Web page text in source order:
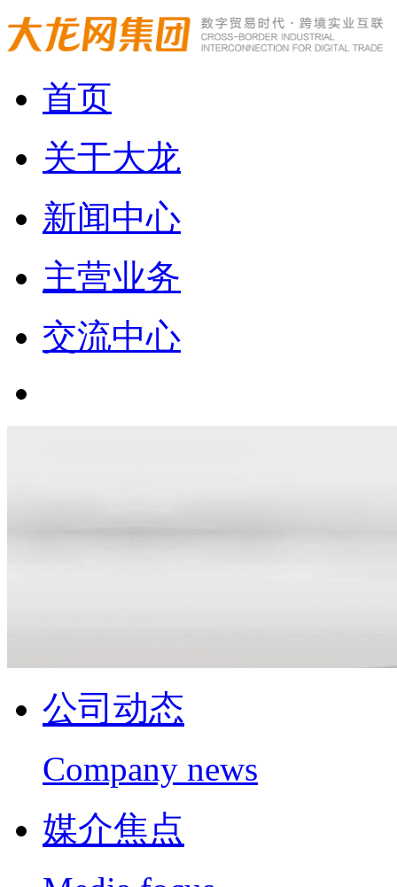
首页
关于大龙
新闻中心
主营业务
交流中心
公司动态
Company news
媒介焦点